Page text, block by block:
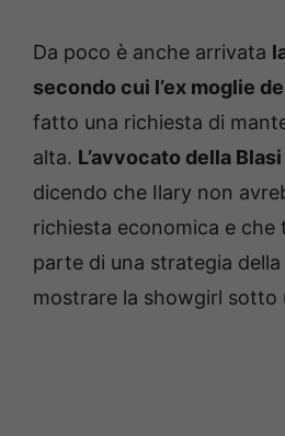
Da poco è anche arrivata
secondo cui l’ex moglie
fatto una richiesta di
alta. L’avvocato della
dicendo che Ilary non
richiesta economica e
parte di una strategia
mostrare la showgirl sotto